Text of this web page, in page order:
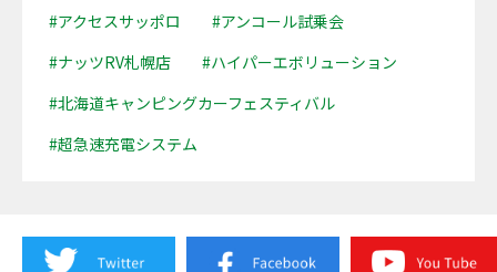
#アクセスサッポロ
#アンコール試乗会
#ナッツRV札幌店
#ハイパーエボリューション
#北海道キャンピングカーフェスティバル
#超急速充電システム